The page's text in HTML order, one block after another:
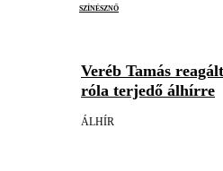
színésznő
Veréb Tamás
róla terjedő álhírre
ÁLHÍR